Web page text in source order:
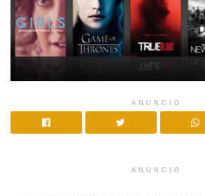
ANUNCIO
ANUNCIO